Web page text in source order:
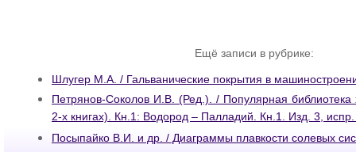
Ещё записи в рубрике:
Шлугер М.А. / Гальванические покрытия в
Петрянов-Соколов И.В. (Ред.). / Популярная библиотека
2-х книгах). Кн.1: Водород – Палладий. Кн.1. Изд. 3,
Посыпайко В.И. и др. / Диаграммы плавкости солевых